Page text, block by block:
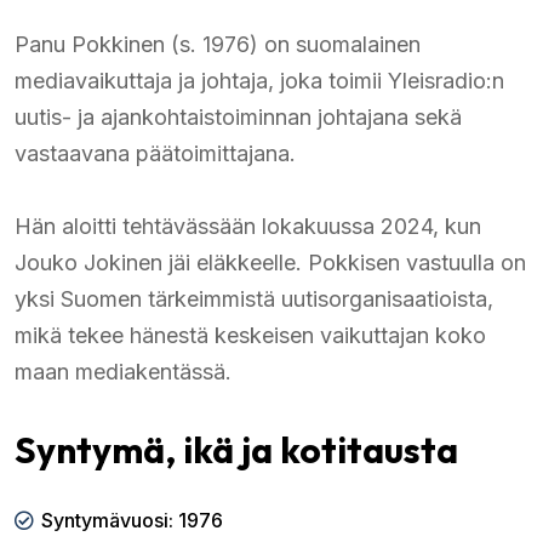
Panu Pokkinen (s. 1976) on suomalainen
mediavaikuttaja ja johtaja, joka toimii Yleisradio:n
uutis- ja ajankohtaistoiminnan johtajana sekä
vastaavana päätoimittajana.
Hän aloitti tehtävässään lokakuussa 2024, kun
Jouko Jokinen jäi eläkkeelle. Pokkisen vastuulla on
yksi Suomen tärkeimmistä uutisorganisaatioista,
mikä tekee hänestä keskeisen vaikuttajan koko
maan mediakentässä.
Syntymä, ikä ja kotitausta
Syntymävuosi: 1976